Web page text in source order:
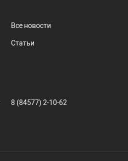
Все новости
Статьи
8 (84577) 2-10-62